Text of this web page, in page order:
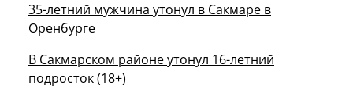
35-летний мужчина утонул в Сакмаре в
Оренбурге
В Сакмарском районе утонул 16-летний
подросток (18+)